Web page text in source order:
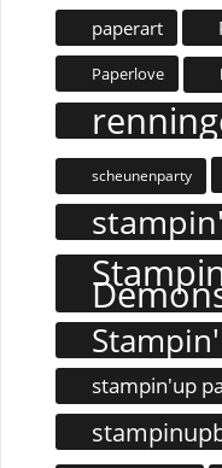
paperart
Paperlove
scheunenparty
stampin'up